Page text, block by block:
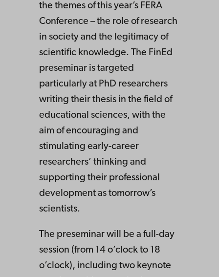
the themes of this year’s FERA
Conference – the role of research
in society and the legitimacy of
scientific knowledge. The FinEd
preseminar is targeted
particularly at PhD researchers
writing their thesis in the field of
educational sciences, with the
aim of encouraging and
stimulating early-career
researchers’ thinking and
supporting their professional
development as tomorrow’s
scientists.
The preseminar will be a full-day
session (from 14 o’clock to 18
o’clock), including two keynote